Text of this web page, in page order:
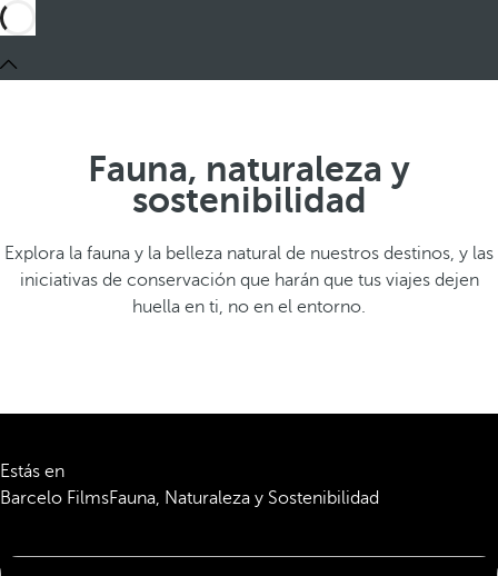
Fauna, naturaleza y
sostenibilidad
Explora la fauna y la belleza natural de nuestros destinos, y las
iniciativas de conservación que harán que tus viajes dejen
huella en ti, no en el entorno.
Estás en
Barcelo FilmsFauna, Naturaleza y Sostenibilidad